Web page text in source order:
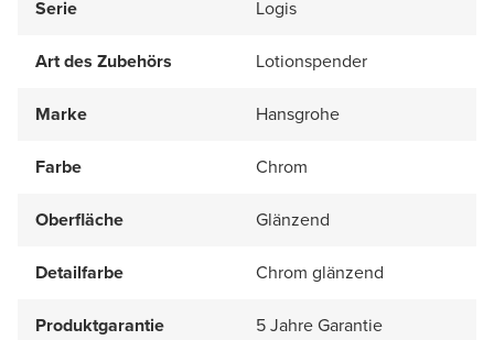
Serie
Logis
Art des Zubehörs Lotionspender
Marke Hansgrohe
Farbe Chrom
Oberfläche Glänzend
Detailfarbe Chrom glänzend
Produktgarantie
5 Jahre Garantie